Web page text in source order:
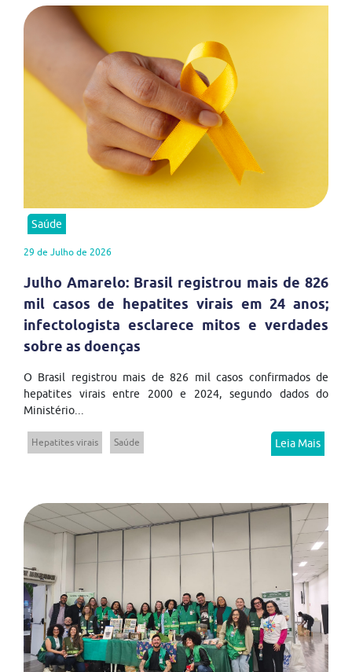
Saúde
29 de Julho de 2026
Julho Amarelo: Brasil registrou mais de 826
mil casos de hepatites virais em 24 anos;
infectologista esclarece mitos e verdades
sobre as doenças
O Brasil registrou mais de 826 mil casos confirmados de
hepatites virais entre 2000 e 2024, segundo dados do
Ministério...
Hepatites virais Saúde Leia Mais